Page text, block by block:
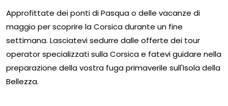
Approfittate dei ponti di Pasqua o delle vacanze di
maggio per scoprire la Corsica durante un fine
settimana. Lasciatevi sedurre dalle offerte dei tour
operator specializzati sulla Corsica e fatevi guidare nella
preparazione della vostra fuga primaverile sull'Isola della
Bellezza.